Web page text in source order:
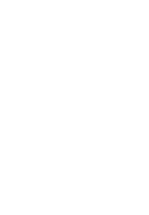
Голям
позволява